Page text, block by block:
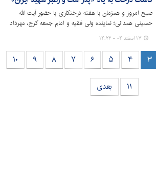
صبح امروز و همزمان با هفته درختکاری با حضور آیت الله
حسینی همدانی؛ نماینده ولی فقیه و امام جمعه کرج، مهرداد
کیانی؛ شهردار کرج و مدیران مجموعه مدیریت شهری مراسم
روز درختکاری در پارک همگام برگزار شد.
۱۷ اسفند ۰۴ - ۱۴:۲۲
۳ ۴ ۵ ۶ ۷ ۸ ۹ ۱۰
۱۱ بعدی